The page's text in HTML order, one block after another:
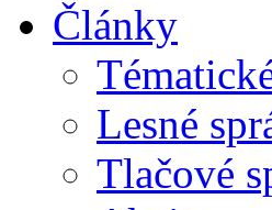
Články
Lesné
Tlačové